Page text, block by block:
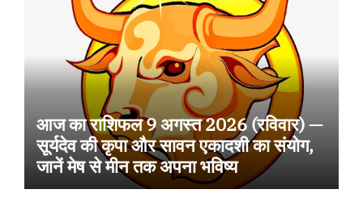
आज का राशिफल 9 अगस्त 2026 (रविवार) —
सूर्यदेव की कृपा और सावन एकादशी का संयोग,
जानें मेष से मीन तक अपना भविष्य